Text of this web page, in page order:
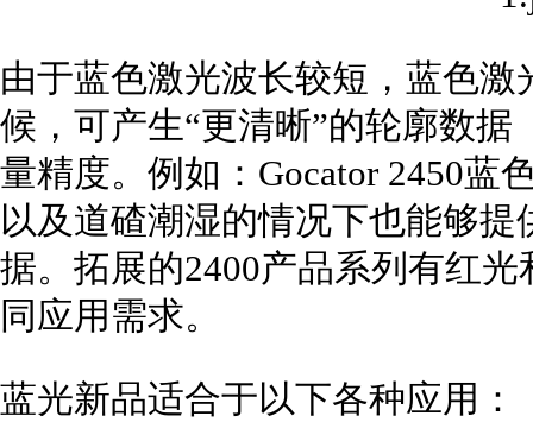
由于蓝色激光波长较短，蓝色
候，可产生“更清晰”的轮廓数
量精度。例如：Gocator 2450蓝
以及道碴潮湿的情况下也能够
据。拓展的2400产品系列有红
同应用需求。
蓝光新品适合于以下各种应用：